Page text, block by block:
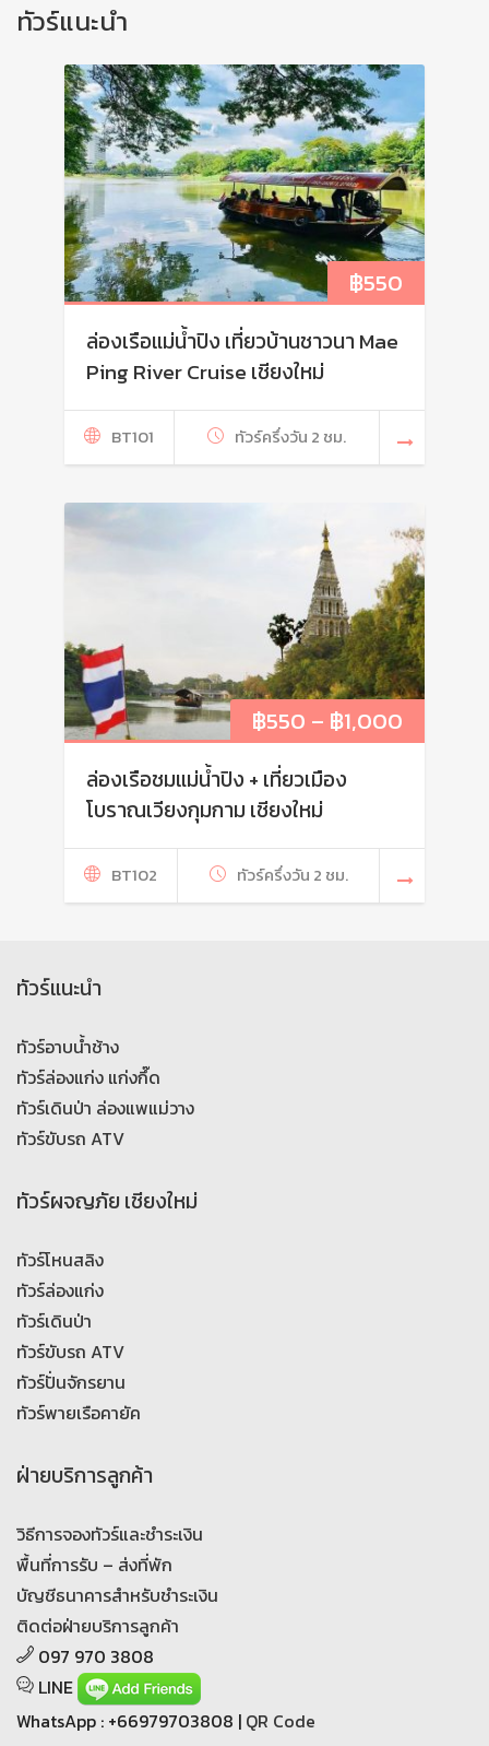
ทัวร์แนะนำ
฿550
ล่องเรือแม่น้ำปิง เที่ยวบ้านชาวนา Mae
Ping River Cruise เชียงใหม่
BT101 ทัวร์ครึ่งวัน 2 ชม.
฿550 – ฿1,000
ล่องเรือชมแม่น้ำปิง + เที่ยวเมือง
โบราณเวียงกุมกาม เชียงใหม่
BT102 ทัวร์ครึ่งวัน 2 ชม.
ทัวร์แนะนำ
ทัวร์อาบน้ำช้าง
ทัวร์ล่องแก่ง แก่งกึ๊ด
ทัวร์เดินป่า ล่องแพแม่วาง
ทัวร์ขับรถ ATV
ทัวร์ผจญภัย เชียงใหม่
ทัวร์โหนสลิง
ทัวร์ล่องแก่ง
ทัวร์เดินป่า
ทัวร์ขับรถ ATV
ทัวร์ปั่นจักรยาน
ทัวร์พายเรือคายัค
ฝ่ายบริการลูกค้า
วิธีการจองทัวร์และชำระเงิน
พื้นที่การรับ – ส่งที่พัก
บัญชีธนาคารสำหรับชำระเงิน
ติดต่อฝ่ายบริการลูกค้า
097 970 3808
LINE
WhatsApp : +66979703808 | QR Code